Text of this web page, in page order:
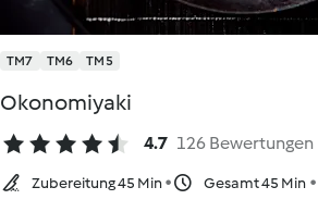
TM7 TM6 TM5
Okonomiyaki
4.7 126 Bewertungen
Zubereitung 45 Min Gesamt 45 Min